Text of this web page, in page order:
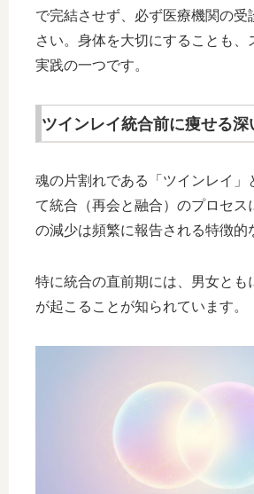
で完結させず、必ず医療機関の受
さい。身体を大切にすることも、
実践の一つです。
ツインレイ統合前に痩せる深
魂の片割れである「ツインレイ」
て統合（再会と融合）のプロセス
の減少は頻繁に報告される特徴的
特に統合の直前期には、男女とも
が起こることが知られています。